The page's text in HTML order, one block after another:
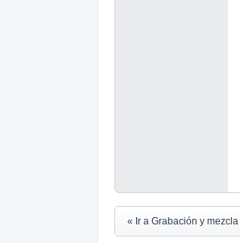
« Ir a Grabación y mezcla